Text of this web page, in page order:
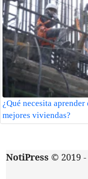
¿Qué necesita
mejores viviendas?
NotiPress © 2019 -